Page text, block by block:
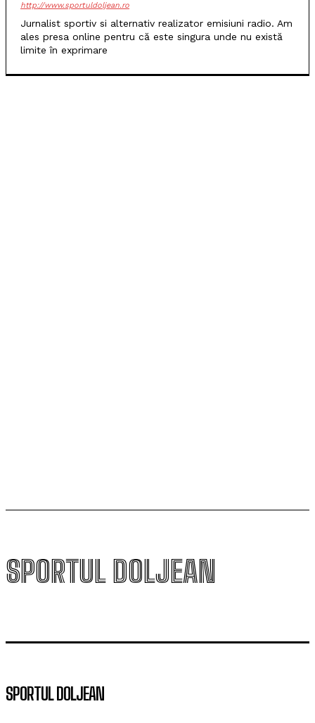
http://www.sportuldoljean.ro
Jurnalist sportiv si alternativ realizator emisiuni radio. Am
ales presa online pentru că este singura unde nu există
limite în exprimare
SPORTUL DOLJEAN
SPORTUL DOLJEAN